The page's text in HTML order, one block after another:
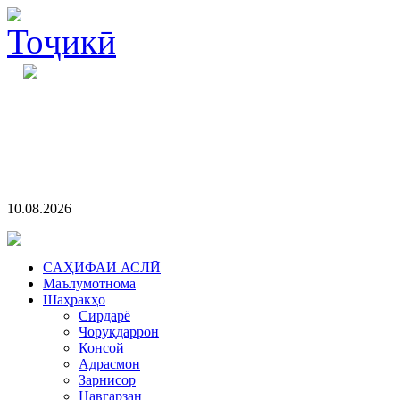
10.08.2026
CАҲИФАИ АСЛӢ
Маълумотнома
Шаҳракҳо
Сирдарё
Чоруқдаррон
Консой
Адрасмон
Зарнисор
Навгарзан